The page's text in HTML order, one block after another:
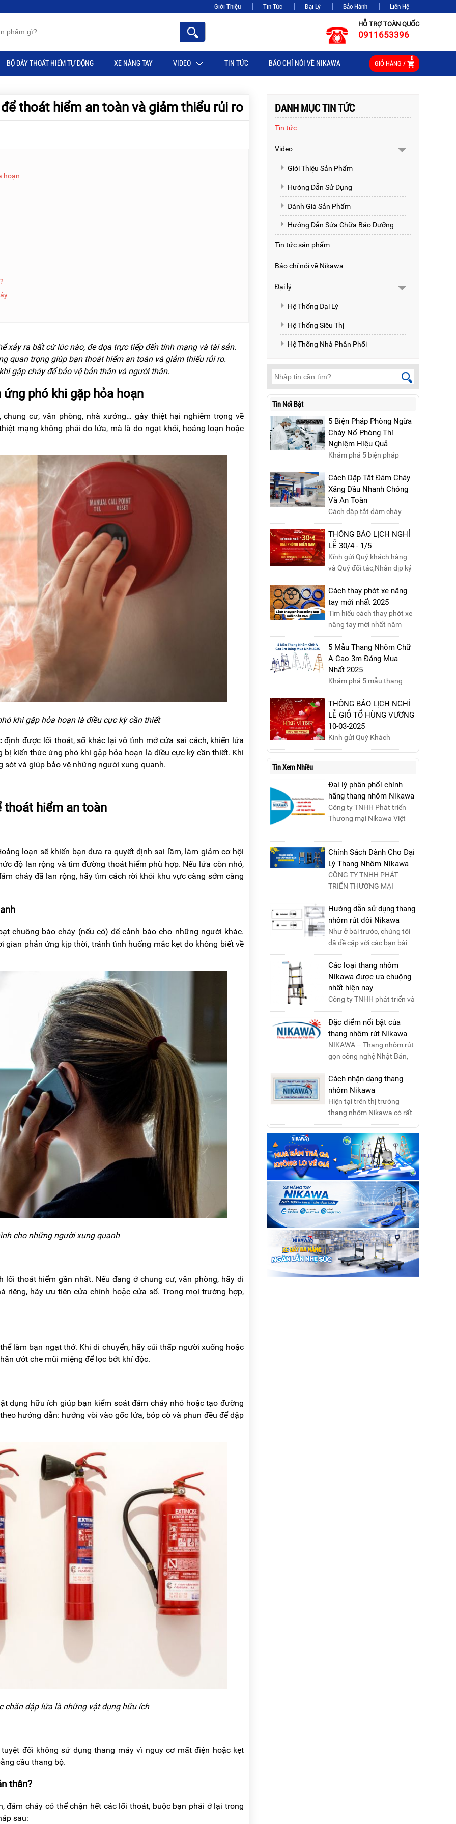
Giới Thiệu Tin Tức Đại Lý Bảo Hành Liên Hệ
HỖ TRỢ TOÀN QUỐC
0911653396
BỘ DÂY THOÁT HIỂM TỰ ĐỘNG XE NÂNG TAY VIDEO TIN TỨC BÁO CHÍ NÓI VỀ NIKAWA GIỎ HÀNG /
0
thoát hiểm an toàn và giảm thiểu rủi ro
hoạn
xảy ra bất cứ lúc nào, đe dọa trực tiếp đến tính mạng và tài sản.
quan trọng giúp bạn thoát hiểm an toàn và giảm thiểu rủi ro.
gặp cháy để bảo vệ bản thân và người thân.
phó khi gặp hỏa hoạn
cư, văn phòng, nhà xưởng… gây thiệt hại nghiêm trọng về
mạng không phải do lửa, mà là do ngạt khói, hoảng loạn hoặc
khi gặp hỏa hoạn là điều cực kỳ cần thiết
được lối thoát, số khác lại vô tình mở cửa sai cách, khiến lửa
kiến thức ứng phó khi gặp hỏa hoạn là điều cực kỳ cần thiết. Khi
sót và giúp bảo vệ những người xung quanh.
thoát hiểm an toàn
loạn sẽ khiến bạn đưa ra quyết định sai lầm, làm giảm cơ hội
độ lan rộng và tìm đường thoát hiểm phù hợp. Nếu lửa còn nhỏ,
cháy đã lan rộng, hãy tìm cách rời khỏi khu vực càng sớm càng
chuông báo cháy (nếu có) để cảnh báo cho những người khác.
phản ứng kịp thời, tránh tình huống mắc kẹt do không biết về
cho những người xung quanh
thoát hiểm gần nhất. Nếu đang ở chung cư, văn phòng, hãy di
riêng, hãy ưu tiên cửa chính hoặc cửa sổ. Trong mọi trường hợp,
làm bạn ngạt thở. Khi di chuyển, hãy cúi thấp người xuống hoặc
ướt che mũi miệng để lọc bớt khí độc.
dụng hữu ích giúp bạn kiểm soát đám cháy nhỏ hoặc tạo đường
hướng dẫn: hướng vòi vào gốc lửa, bóp cò và phun đều để dập
chăn dập lửa là những vật dụng hữu ích
đối không sử dụng thang máy vì nguy cơ mất điện hoặc kẹt
cầu thang bộ.
thân?
đám cháy có thể chặn hết các lối thoát, buộc bạn phải ở lại trong
sau:
DANH MỤC TIN TỨC
Tin tức
Video
Giới Thiệu Sản Phẩm
Hướng Dẫn Sử Dụng
Đánh Giá Sản Phẩm
Hướng Dẫn Sửa Chữa Bảo Dưỡng
Tin tức sản phẩm
Báo chí nói về Nikawa
Đại lý
Hệ Thống Đại Lý
Hệ Thống Siêu Thị
Hệ Thống Nhà Phân Phối
Tin Nổi Bật
5 Biện Pháp Phòng Ngừa
Cháy Nổ Phòng Thí
Nghiệm Hiệu Quả
Khám phá 5 biện pháp
phòng ngừa cháy nổ phòng
thí nghiệm hiệu quả, giúp
bảo đảm an toàn cho nhân
viên, thiết bị và tài sản,
giảm thiểu nguy cơ cháy nổ
phòng thí nghiệm.
Cách Dập Tắt Đám Cháy
Xăng Dầu Nhanh Chóng
Và An Toàn
Cách dập tắt đám cháy
xăng dầu nhanh chóng và
an toàn là một kỹ năng
quan trọng trong phòng
cháy chữa cháy. Đám cháy
xăng dầu rất dễ lan rộng và
gây thiệt hại nghiêm trọng
nếu không được xử lý kịp
thời. Vì vậy, việc hiểu rõ các
phương pháp dập tắt...
THÔNG BÁO LỊCH NGHỈ
LỄ 30/4 - 1/5
Kính gửi Quý khách hàng
và Quý đối tác,Nhân dịp kỷ
niệm Ngày Giải phóng miền
Nam 30/4 và Ngày Quốc tế
Lao động 1/5, Nikawa xin
trân trọng thông báo lịch
nghỉ lễ như sau:Thời gian
nghỉ: Từ Thứ Ba, ngày
29/04/2025 đến hết Chủ
Nhật, ngày 04/05/2025.T...
Cách thay phớt xe nâng
tay mới nhất 2025
Tìm hiểu cách thay phớt xe
nâng tay mới nhất năm
2025 với hướng dẫn chi tiết.
Đọc ngay để nắm vững quy
trình thay phớt đúng cách,
giúp xe nâng hoạt động
hiệu quả và bền lâu!
5 Mẫu Thang Nhôm Chữ
A Cao 3m Đáng Mua
Nhất 2025
Khám phá 5 mẫu thang
nhôm chữ A cao 3m đáng
mua nhất năm 2025. Đánh
giá chất lượng, độ an toàn
và giá bán để chọn sản
phẩm phù hợp!
THÔNG BÁO LỊCH NGHỈ
LỄ GIỖ TỔ HÙNG VƯƠNG
10-03-2025
Kính gửi Quý Khách
hàng,Nikawa xin trân trọng
thông báo tới Quý Khách
Hùng Vương 10/03 như
sau:Thời gian nghỉ lễ: Thứ
Hai, ngày 07/04/2025,
nhằm ngày Giỗ Tổ Hùng
Vua Hùng....
Tin Xem Nhiều
Đại lý phân phối chính
hãng thang nhôm Nikawa
Công ty TNHH Phát triển
Thương mại Nikawa Việt
độc quyền sản phẩm
thang....
Chính Sách Dành Cho Đại
Lý Thang Nhôm Nikawa
CÔNG TY TNHH PHÁT
TRIỂN THƯƠNG MẠI
NIKAWA VIỆT NAM –
Nikawa Miền Bắc: Số 19,
Đường Trung ....
Hướng dẫn sử dụng thang
nhôm rút đôi Nikawa
Như ở bài trước, chúng tôi
đã đề cập với các bạn bài
viết hướng dẫn sử dụng
thang nhôm rút đơn ....
Các loại thang nhôm
Nikawa được ưa chuộng
nhất hiện nay
Công ty TNHH phát triển và
thương mại Nikawa Việt
Nam xin kính chào quý
khách ! Hiện tại công t....
Đặc điểm nổi bật của
thang nhôm rút Nikawa
NIKAWA – Thang nhôm rút
gọn công nghệ Nhật Bản,
đạt tiêu chuẩn Châu Âu,
đảm bảo sự an toàn tuy....
Cách nhận dạng thang
nhôm Nikawa
Hiện tại trên thị trường
thang nhôm Nikawa có rất
nhiều loại thang kém chất
lượng, lấy thương h....